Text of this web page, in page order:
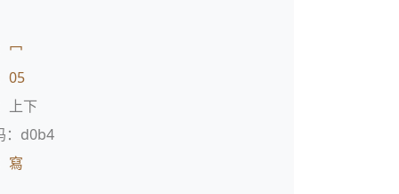
冖
05
上下
：d0b4
寫